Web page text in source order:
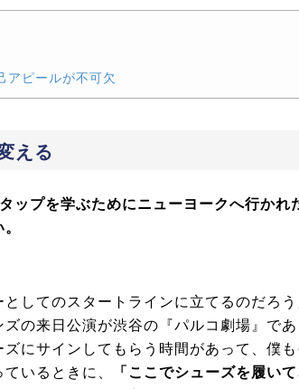
アピールが不可欠
える
プを学ぶためにニューヨークへ行かれ
としてのスタートラインに立てるのだろ
の来日公演が渋谷の『パルコ劇場』で
にサインしてもらう時間があって、僕
いるときに、
「ここでシューズを履い